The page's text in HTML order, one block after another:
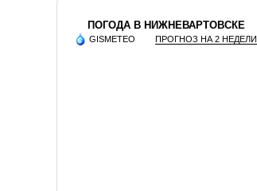
ПОГОДА В НИЖНЕВАРТОВСКЕ
GISMETEO ПРОГНОЗ НА 2 НЕДЕЛИ